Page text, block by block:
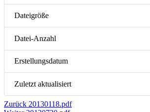
Dateigröße
Datei-Anzahl
Erstellungsdatum
Zuletzt aktualisiert
Beitragsnavigation
Zurück Vorheriger
20130118.pdf